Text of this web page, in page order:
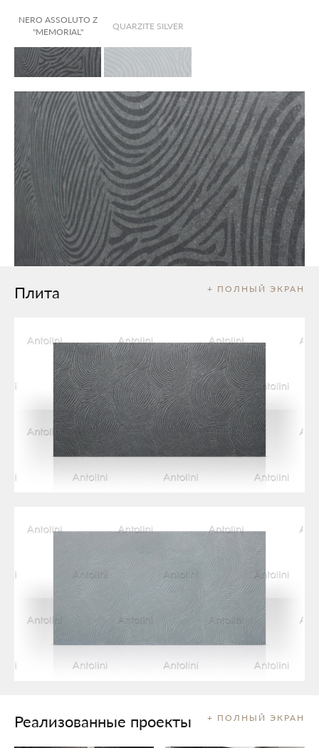
NERO ASSOLUTO Z
"MEMORIAL"
QUARZITE SILVER
+ ПОЛНЫЙ ЭКРАН
Плита
+ ПОЛНЫЙ ЭКРАН
Реализованные проекты